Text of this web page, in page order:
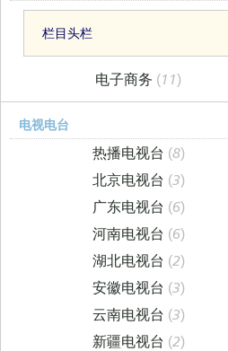
栏目头栏
电子商务 (11)
电视电台
热播电视台 (8)
北京电视台 (3)
广东电视台 (6)
河南电视台 (6)
湖北电视台 (2)
安徽电视台 (3)
云南电视台 (3)
新疆电视台 (2)